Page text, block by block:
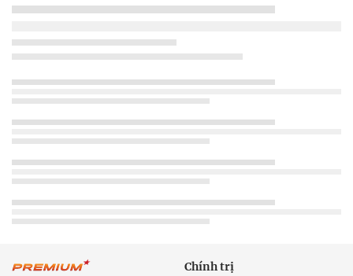
Chính trị